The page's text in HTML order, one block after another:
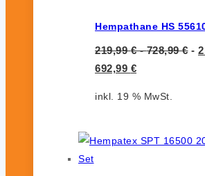
Hempathane HS
219,99€-728,99€-
692,99 €
inkl. 19 % MwSt.